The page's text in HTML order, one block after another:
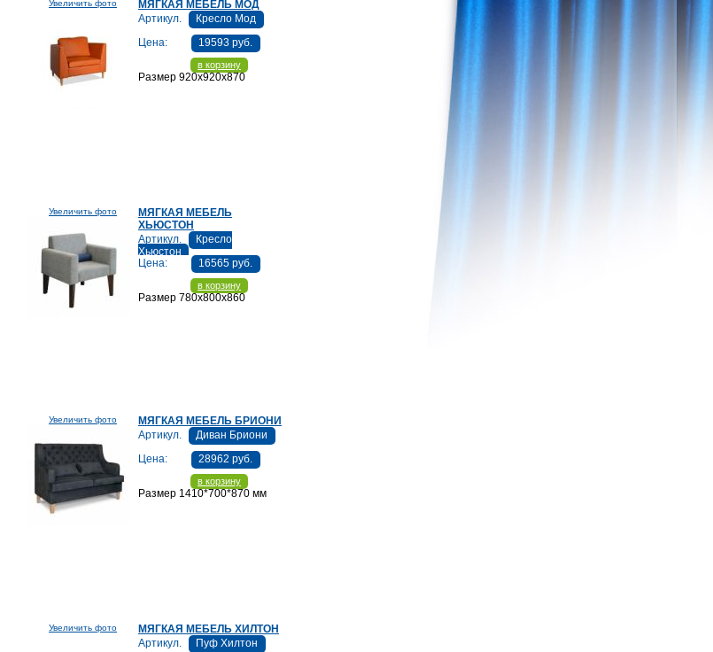
Увеличить фото
МЯГКАЯ МЕБЕЛЬ МОД
Артикул.
Кресло Мод
Цена:
19593 руб.
в корзину
Размер 920х920х870
Увеличить фото
МЯГКАЯ МЕБЕЛЬ
ХЬЮСТОН
Артикул.
Кресло
Хьюстон
Цена:
16565 руб.
в корзину
Размер 780х800х860
Увеличить фото
МЯГКАЯ МЕБЕЛЬ БРИОНИ
Артикул.
Диван Бриони
Цена:
28962 руб.
в корзину
Размер 1410*700*870 мм
Увеличить фото
МЯГКАЯ МЕБЕЛЬ ХИЛТОН
Артикул.
Пуф Хилтон